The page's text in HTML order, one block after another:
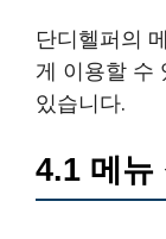
단디헬퍼의
게 이용할 수
있습니다.
4.1 메뉴